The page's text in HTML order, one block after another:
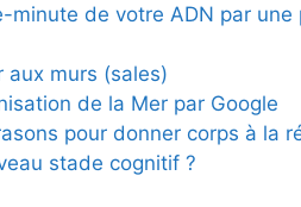
minute de votre ADN par une
aux murs (sales)
de la Mer par Google
pour donner corps à la
stade cognitif ?